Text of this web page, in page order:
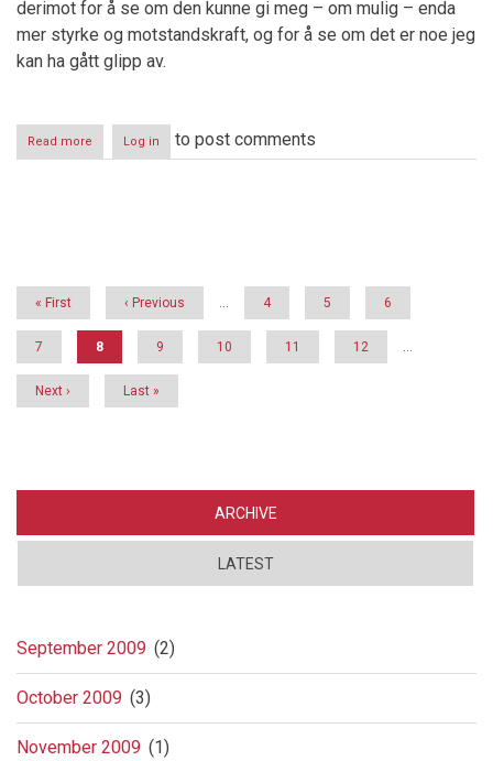
derimot for å se om den kunne gi meg – om mulig – enda
mer styrke og motstandskraft, og for å se om det er noe jeg
kan ha gått glipp av.
Read more about
Å
Log in to post comments
First
« First
Previous
‹ Previous Page
4 Page
5 Page
6
Page
7
Current
8 Page
9 Page
10 Page
11 Page
12
Next
Next ›
Last
Last »
ARCHIVE
LATEST
September 2009 (2)
October 2009 (3)
November 2009 (1)